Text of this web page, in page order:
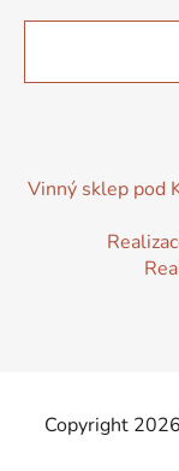
Vinný sklep pod
Copyright 2026